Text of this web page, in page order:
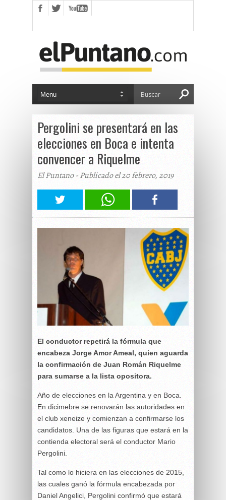
Pergolini se presentará en las
elecciones en Boca e intenta
convencer a Riquelme
El Puntano - Publicado el 20 febrero, 2019
El conductor repetirá la fórmula que
encabeza Jorge Amor Ameal, quien aguarda
la confirmación de Juan Román Riquelme
para sumarse a la lista opositora.
Año de elecciones en la Argentina y en Boca.
En dicimebre se renovarán las autoridades en
el club xeneize y comienzan a confirmarse los
candidatos. Una de las figuras que estará en la
contienda electoral será el conductor Mario
Pergolini.
Tal como lo hiciera en las elecciones de 2015,
las cuales ganó la fórmula encabezada por
Daniel Angelici, Pergolini confirmó que estará